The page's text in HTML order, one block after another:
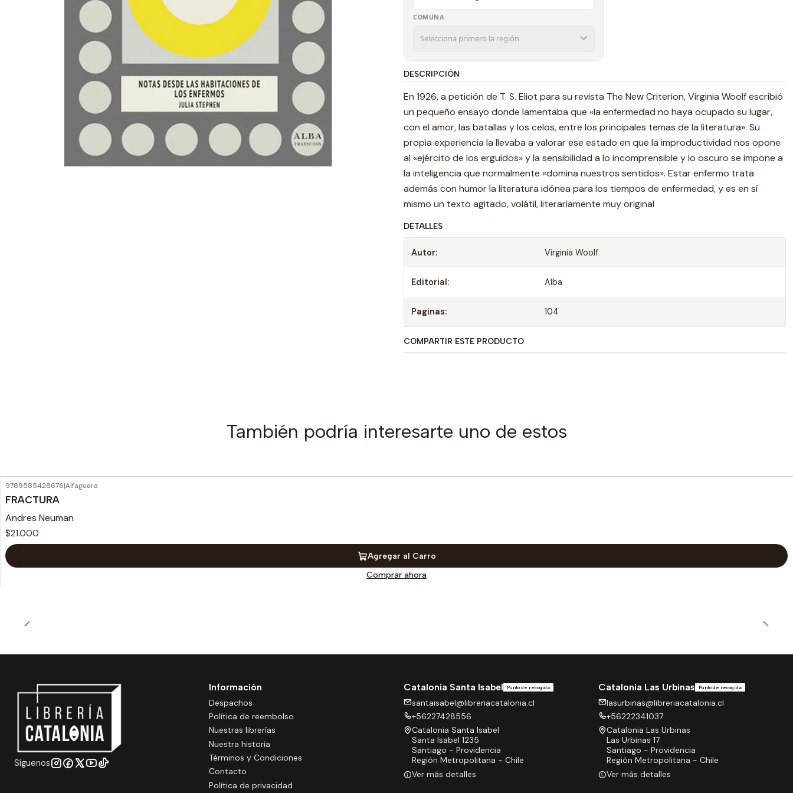
COMUNA
DESCRIPCIÓN
En 1926, a petición de T. S. Eliot para su revista The New Criterion, Virginia Woolf escribió
un pequeño ensayo donde lamentaba que «la enfermedad no haya ocupado su lugar,
con el amor, las batallas y los celos, entre los principales temas de la literatura». Su
propia experiencia la llevaba a valorar ese estado en que la improductividad nos opone
al «ejército de los erguidos» y la sensibilidad a lo incomprensible y lo oscuro se impone a
la inteligencia que normalmente «domina nuestros sentidos». Estar enfermo trata
además con humor la literatura idónea para los tiempos de enfermedad, y es en sí
mismo un texto agitado, volátil, literariamente muy original
DETALLES
Autor: Virginia Woolf
Editorial: Alba
Paginas: 104
COMPARTIR ESTE PRODUCTO
También podría interesarte uno de estos
9789585428676|Alfaguara
FRACTURA
Andres Neuman
$21.000
Agregar al Carro
Comprar ahora
Síguenos
Información
Despachos
Política de reembolso
Nuestras librerías
Nuestra historia
Términos y Condiciones
Contacto
Política de privacidad
Catalonia Santa Isabel Punto de recogida
santaisabel@libreriacatalonia.cl
+56227428556
Catalonia Santa Isabel
Santa Isabel 1235
Santiago - Providencia
Región Metropolitana - Chile
Ver más detalles
Catalonia Las Urbinas Punto de recogida
lasurbinas@libreriacatalonia.cl
+56222341037
Catalonia Las Urbinas
Las Urbinas 17
Santiago - Providencia
Región Metropolitana - Chile
Ver más detalles